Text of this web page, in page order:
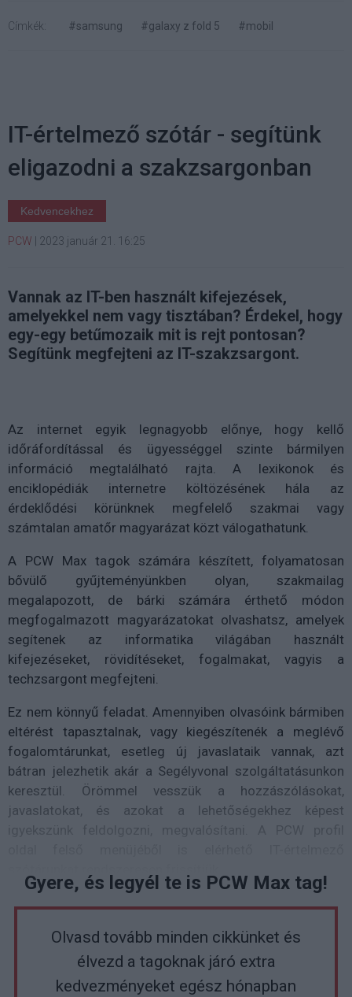
Címkék: #samsung #galaxy z fold 5 #mobil
IT-értelmező szótár - segítünk
eligazodni a szakzsargonban
Kedvencekhez
PCW 2023 január 21. 16:25
Vannak az IT-ben használt kifejezések,
amelyekkel nem vagy tisztában? Érdekel, hogy
egy-egy betűmozaik mit is rejt pontosan?
Segítünk megfejteni az IT-szakzsargont.
Az internet egyik legnagyobb előnye, hogy kellő
időráfordítással és ügyességgel szinte bármilyen
információ megtalálható rajta. A lexikonok és
enciklopédiák internetre költözésének hála az
érdeklődési körünknek megfelelő szakmai vagy
számtalan amatőr magyarázat közt válogathatunk.
A PCW Max tagok számára készített, folyamatosan
bővülő gyűjteményünkben olyan, szakmailag
megalapozott, de bárki számára érthető módon
megfogalmazott magyarázatokat olvashatsz, amelyek
segítenek az informatika világában használt
kifejezéseket, rövidítéseket, fogalmakat, vagyis a
techzsargont megfejteni.
Ez nem könnyű feladat. Amennyiben olvasóink bármiben
eltérést tapasztalnak, vagy kiegészítenék a meglévő
fogalomtárunkat, esetleg új javaslataik vannak, azt
bátran jelezhetik akár a Segélyvonal szolgáltatásunkon
keresztül. Örömmel vesszük a hozzászólásokat,
javaslatokat, és azokat a lehetőségekhez képest
igyekszünk feldolgozni, megvalósítani. A PCW profil
Gyere, és legyél te is PCW Max tag!
Olvasd tovább minden cikkünket és
élvezd a tagoknak járó extra
kedvezményeket egész hónapban